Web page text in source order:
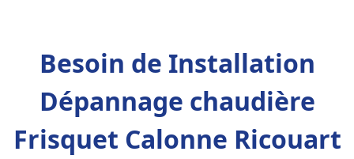
Besoin de Installation
Dépannage chaudière
Frisquet Calonne Ricouart